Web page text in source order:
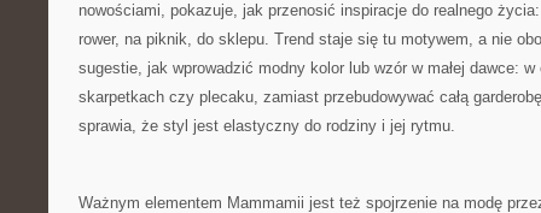
nowościami, pokazuje, jak przenosić inspiracje do realnego
rower, na piknik, do sklepu. Trend staje się tu motywem, a nie
sugestie, jak wprowadzić modny kolor lub wzór w małej dawce:
skarpetkach czy plecaku, zamiast przebudowywać całą
sprawia, że styl jest elastyczny do rodziny i jej rytmu.
Ważnym elementem Mammamii jest też spojrzenie na modę